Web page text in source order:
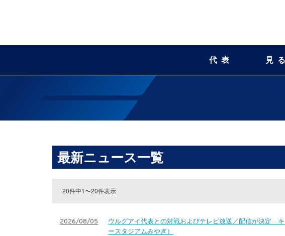
代表 見る
最新ニュース一覧
20件中1〜20件表示
2026/08/05
ウルグアイ代表との対戦およびテレビ放送／配信が決定
ースタジアムみやぎ）